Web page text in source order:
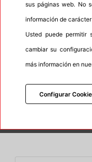
Oportunidad
sus páginas web. No
información de
Usted puede permitir
cambiar su
más información en
Configurar